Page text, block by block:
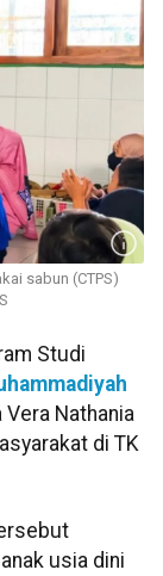
sabun (CTPS)
Studi
Vera Nathania
di TK
usia dini